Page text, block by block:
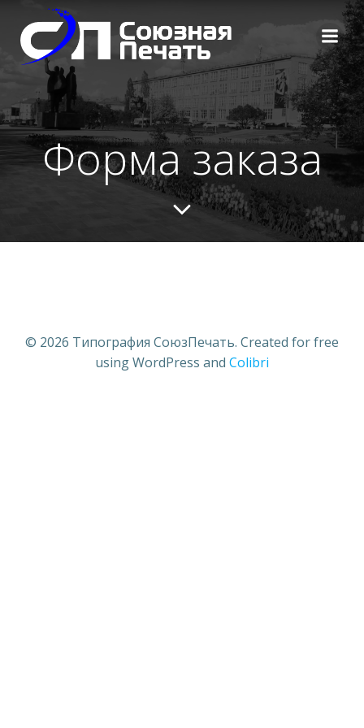
к
содержимому
Форма заказа
© 2026 Типография СоюзПечать. Created for free
using WordPress and Colibri